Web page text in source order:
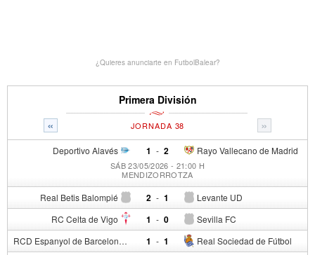
¿Quieres anunciarte en FutbolBalear?
Primera División
« »
JORNADA 38
Deportivo Alavés 1 - Rayo Vallecano de Madrid
2
SÁB 23/05/2026 - 21:00 H
MENDIZORROTZA
Real Betis Balompié 2 - Levante UD
1
RC Celta de Vigo 1 - Sevilla FC
0
RCD Espanyol de Barcelona 1 - Real Sociedad de Fútbol
1